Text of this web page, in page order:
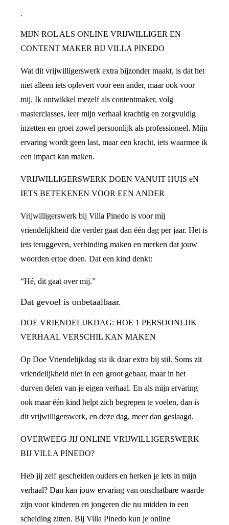
.
MIJN ROL ALS ONLINE VRIJWILLIGER EN
CONTENT MAKER BIJ VILLA PINEDO
Wat dit vrijwilligerswerk extra bijzonder maakt, is dat het
niet alleen iets oplevert voor een ander, maar ook voor
mij. Ik ontwikkel mezelf als contentmaker, volg
masterclasses, leer mijn verhaal krachtig en zorgvuldig
inzetten en groei zowel persoonlijk als professioneel. Mijn
ervaring wordt geen last, maar een kracht, iets waarmee ik
een impact kan maken.
VRIJWILLIGERSWERK DOEN VANUIT HUIS eN
IETS BETEKENEN VOOR EEN ANDER
Vrijwilligerswerk bij Villa Pinedo is voor mij
vriendelijkheid die verder gaat dan één dag per jaar. Het is
iets teruggeven, verbinding maken en merken dat jouw
woorden ertoe doen. Dat een kind denkt:
“Hé, dit gaat over mij.”
Dat gevoel is onbetaalbaar.
DOE VRIENDELIJKDAG: HOE 1 PERSOONLIJK
VERHAAL VERSCHIL KAN MAKEN
Op Doe Vriendelijkdag sta ik daar extra bij stil. Soms zit
vriendelijkheid niet in een groot gebaar, maar in het
durven delen van je eigen verhaal. En als mijn ervaring
ook maar één kind helpt zich begrepen te voelen, dan is
dit vrijwilligerswerk, en deze dag, meer dan geslaagd.
OVERWEEG JIJ ONLINE VRIJWILLIGERSWERK
BIJ VILLA PINEDO?
Heb jij zelf gescheiden ouders en herken je iets in mijn
verhaal? Dan kan jouw ervaring van onschatbare waarde
zijn voor kinderen en jongeren die nu midden in een
scheiding zitten. Bij Villa Pinedo kun je online